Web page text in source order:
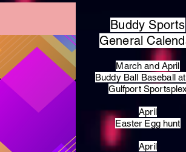
Buddy Sports
General
March and April
Buddy Ball Baseball
Gulfport
April
Easter Egg hunt
April